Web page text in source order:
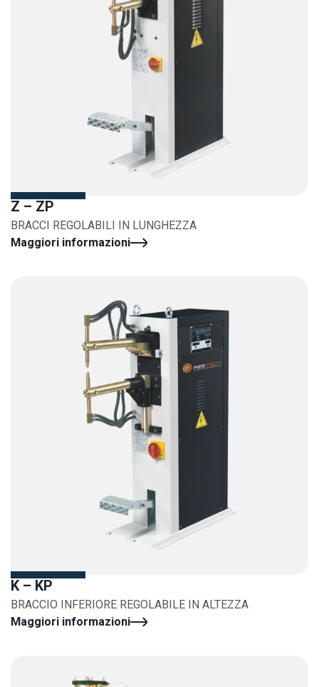
Z – ZP
BRACCI REGOLABILI IN LUNGHEZZA
Maggiori informazioni
K – KP
BRACCIO INFERIORE REGOLABILE IN ALTEZZA
Maggiori informazioni